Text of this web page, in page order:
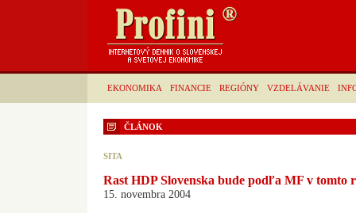
EKONOMIKA FINANCIE REGIÓNY VZDELÁVANIE
ČLÁNOK
SITA
Rast HDP Slovenska bude podľa MF v tomto
15. novembra 2004